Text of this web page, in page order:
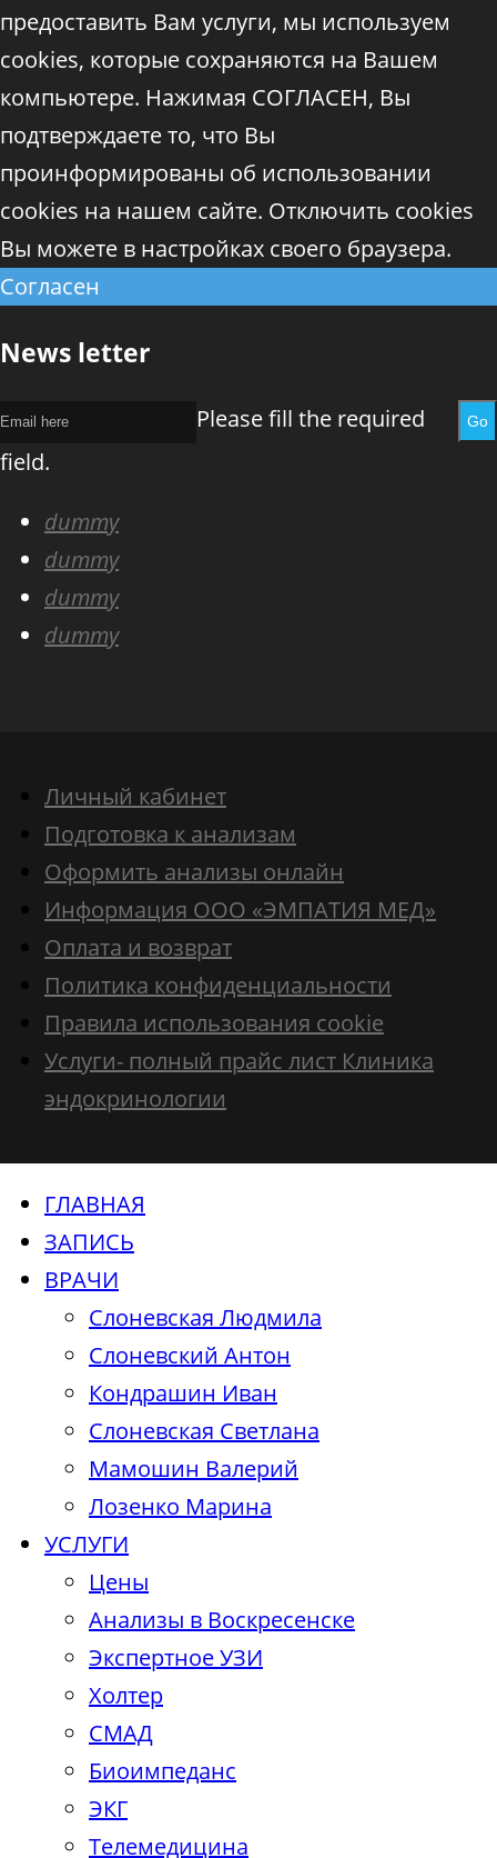
предоставить Вам услуги, мы используем
cookies, которые сохраняются на Вашем
компьютере. Нажимая СОГЛАСЕН, Вы
подтверждаете то, что Вы
проинформированы об использовании
cookies на нашем сайте. Отключить cookies
Вы можете в настройках своего браузера.
Согласен
News letter
Please fill the required
field.
Go
dummy
dummy
dummy
dummy
Личный кабинет
Подготовка к анализам
Оформить анализы онлайн
Информация ООО «ЭМПАТИЯ МЕД»
Оплата и возврат
Политика конфиденциальности
Правила использования cookie
Услуги- полный прайс лист Клиника
эндокринологии
ГЛАВНАЯ
ЗАПИСЬ
ВРАЧИ
Слоневская Людмила
Слоневский Антон
Кондрашин Иван
Слоневская Светлана
Мамошин Валерий
Лозенко Марина
УСЛУГИ
Цены
Анализы в Воскресенске
Экспертное УЗИ
Холтер
СМАД
Биоимпеданс
ЭКГ
Телемедицина